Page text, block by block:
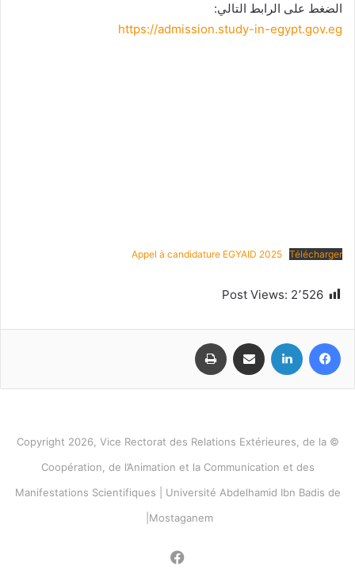
الضغط على الرابط التالي:
https://admission.study-in-egypt.gov.eg
Appel à candidature EGYAID 2025 Télécharger
Post Views: 2٬526
فيسبوك لينكدإن مشاركة عبر البريد
© Copyright 2026, Vice Rectorat des Relations Extérieures, de la
Coopération, de l’Animation et la Communication et des
Manifestations Scientifiques | Université Abdelhamid Ibn Badis de
Mostaganem|
فيسبوك